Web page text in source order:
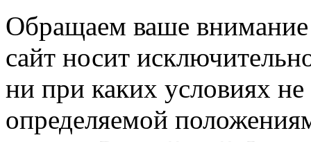
Обращаем ваше
сайт носит
ни при каких условиях
определяемой